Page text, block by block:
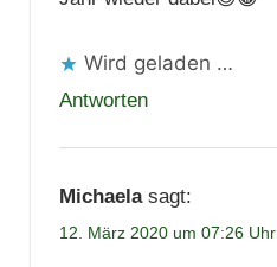
Wird geladen …
Antworten
Michaela sagt:
12. März 2020 um 07:26 Uhr